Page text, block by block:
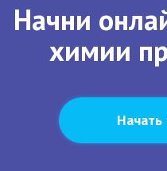
Начни
химии
Начать